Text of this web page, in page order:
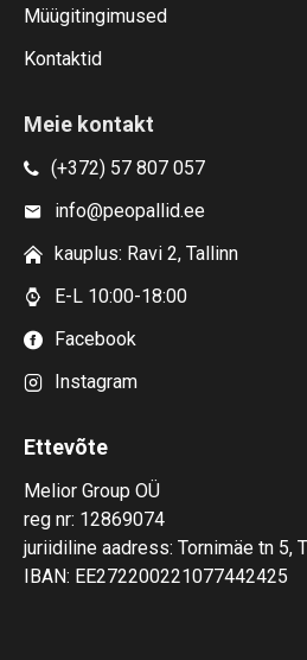
Müügitingimused
Kontaktid
Meie kontakt
(+372) 57 807 057
info@peopallid.ee
kauplus: Ravi 2, Tallinn
E-L 10:00-18:00
Facebook
Instagram
Ettevõte
Melior Group OÜ
reg nr: 12869074
juriidiline aadress: Tornimäe tn 5,
IBAN: EE272200221077442425